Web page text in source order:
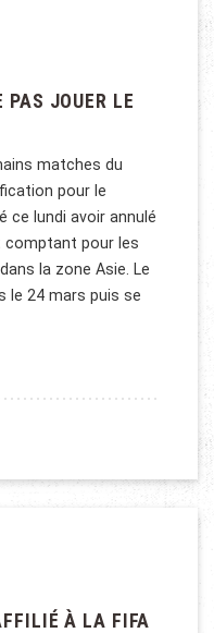
PAS JOUER LE
matches du
pour le
ce lundi avoir annulé
comptant pour les
la zone Asie. Le
le 24 mars puis se
NE PAS JOUER LE MONDIAL
À LA FIFA